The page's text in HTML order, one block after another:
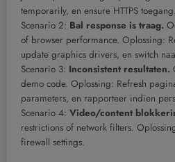
temporarily, en ensure HTTPS toegang.
Scenario 2: Bal response is traag.
of browser performance. Oplossing:
update graphics drivers, en switch
Scenario 3: Inconsistent resultaten.
demo code. Oplossing: Refresh
parameters, en rapporteer indien
Scenario 4: Video/content
restrictions of network filters.
firewall settings.